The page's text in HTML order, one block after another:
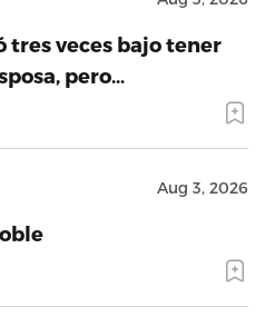
tres veces bajo tener
pero…
Aug 3, 2026